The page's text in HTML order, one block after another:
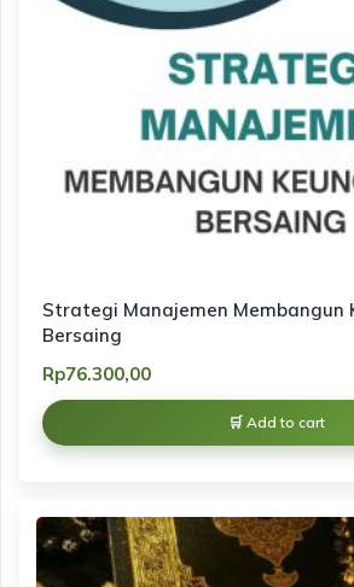
Strategi Manajemen Membangun
Bersaing
Rp76.300,00
Add to cart